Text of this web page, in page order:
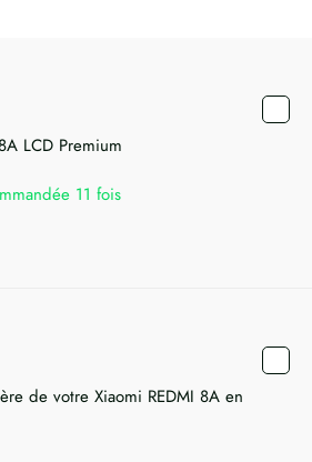
LCD Premium
11 fois
de votre Xiaomi REDMI 8A en